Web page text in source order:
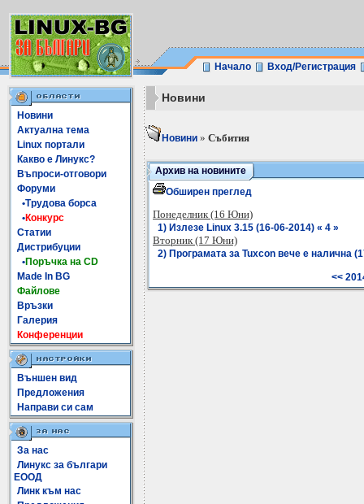
Начало Вход/Регистрация
Новини
Актуална тема
Linux портали
Какво е Линукс?
Въпроси-отговори
Форуми
•Трудова борса
•Конкурс
Статии
Дистрибуции
•Поръчка на CD
Made In BG
Файлове
Връзки
Галерия
Конференции
Външен вид
Предложения
Направи си сам
За нас
Линукс за българи
ЕООД
Линк към нас
Новини
Новини » Събития
Архив на новините
Обширен преглед
Понеделник (16 Юни)
1) Излезе Linux 3.15 (16-06-2014) « 4 »
Вторник (17 Юни)
2) Програмата за Tuxcon вече е налична
<<